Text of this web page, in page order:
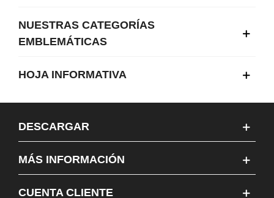
NUESTRAS CATEGORÍAS
EMBLEMÁTICAS
HOJA INFORMATIVA
DESCARGAR
MÁS INFORMACIÓN
CUENTA CLIENTE